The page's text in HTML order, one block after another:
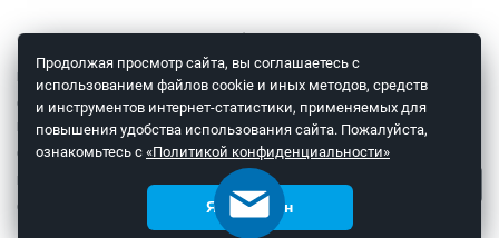
© 2008 – 2026 ООО «Теплоприбор-Сенсор»
КОНСУЛЬТАЦИЯ СПЕЦИАЛИСТА
ОТПРАВКА ОБОРУДОВАНИЯ В
РЕМОНТ
ОТЗЫВЫ
КОНТАКТЫ
СТАТЬИ
Мы в соцсетях
Продолжая просмотр сайта, вы соглашаетесь с
использованием файлов cookie и иных методов, средств
и инструментов интернет-статистики, применяемых для
повышения удобства использования сайта. Пожалуйста,
ознакомьтесь с«Политикой конфиденциальности»
Я согласен